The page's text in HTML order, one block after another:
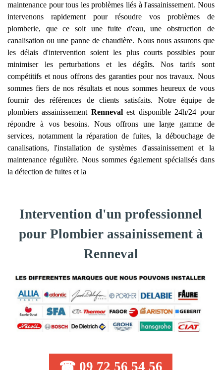
maintenance pour tous les problèmes liés à l'assainissement. Nous
intervenons rapidement pour résoudre vos problèmes de
plomberie, que ce soit une fuite d'eau, une obstruction de
canalisation ou une panne de chaudière. Nous nous assurons que
les délais d'intervention soient les plus courts possibles pour
minimiser les perturbations et les dégâts. Nos tarifs sont
compétitifs et nous offrons des garanties pour nos travaux. Nous
sommes fiers de nos résultats et nous sommes heureux de vous
fournir des références de clients satisfaits. Notre équipe de
plombiers assainissement Rennevalest disponible 24h/24 pour
répondre à vos besoins. Nous offrons une large gamme de
services, notamment la réparation de fuites, la débouchage de
canalisations, l'installation de systèmes d'assainissement et la
maintenance régulière. Nous sommes également spécialisés dans
la détection de fuites et la
Intervention d'un professionnel
pour Plombier assainissement à
Renneval
☎ 09 72 56 54 56